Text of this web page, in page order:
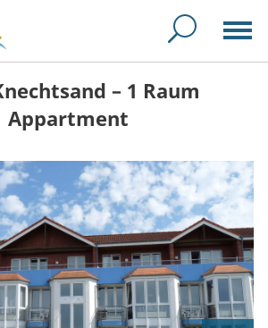
– 1 Raum
Appartment